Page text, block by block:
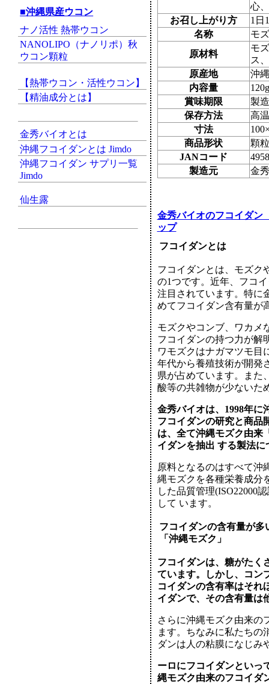
■沖縄県産ウコン
ナノ活性 熱帯ウコン
NANOLIPO（ナノリポ）秋
ウコン顆粒
【熱帯ウコン・活性ウコン】
【精油成分とは】
金秀バイオとは
沖縄フコイダンとは Jimdo
沖縄フコイダン サプリ一覧
Jimdo
仙生露
心
お召し上がり方
1日
名称
モ
原材料
モ
ス
原産地
沖
内容量
賞味期限
製
保存方法
高
寸法
商品形状
顆粒
JANコード
製造元
金
金秀バイオのフコイダ
ップ
フコイダンとは
フコイダンとは、モズク
の1つです。近年、フコ
注目されています。特に
めてフコイダン含有量が
モズクやコンブ、ワカメ
フコイダンの持つ力が解
ワモズクはナガマツモ目
年代から養殖技術が開発
県が占めています。また
酸等の共雑物が少ないた
金秀バイオは、1998年に
フコイダンの研究と商品
は、全て沖縄モズク由来
イダンを抽出 する製法に
原料となるのはすべて沖
縄モズクを各種栄養成分
した品質管理(ISO22000
して います。
フコイダンの含有量が多
「沖縄モズク」
フコイダンは、糖がたく
ています。しかし、コン
コイダンの含有率はそれ
イダンで、その含有量は
さらに沖縄モズク由来の
ます。ちなみに私たちの
ダンは人の粘膜になじみ
ーロにフコイダンといっ
縄モズク由来のフコイダ